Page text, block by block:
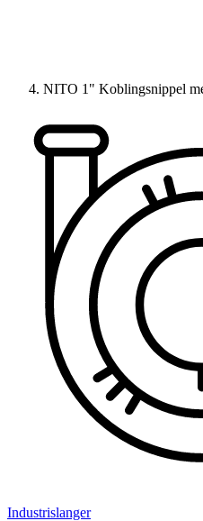
NITO 1" Koblingsnippel
Industrislanger